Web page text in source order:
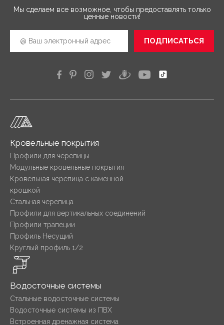
Мы сделаем все возможное, чтобы предоставлять только
ценные новости!
ПОДПИСАТЬСЯ
Кровельные покрытия
Профили для черепицы
Модульные кровельные покрытия
Кровельная черепица с каменной
крошкой
Стальная черепица
Профили для вертикальных соединений
Профили трапеции
Профиль Несущий
Круглый профиль 1/2
Водосточные системы
Стальные водосточные системы
Водосточные системы из ПВХ
Встроенная дренажная система